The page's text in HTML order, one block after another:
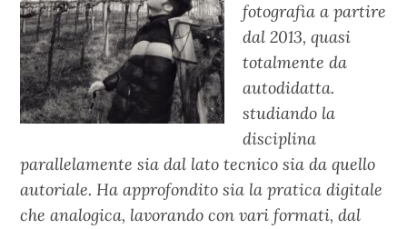
fotografia a partire
dal 2013, quasi
totalmente da
autodidatta.
studiando la
disciplina
parallelamente sia dal lato tecnico sia da quello
autoriale. Ha approfondito sia la pratica digitale
che analogica, lavorando con vari formati, dal